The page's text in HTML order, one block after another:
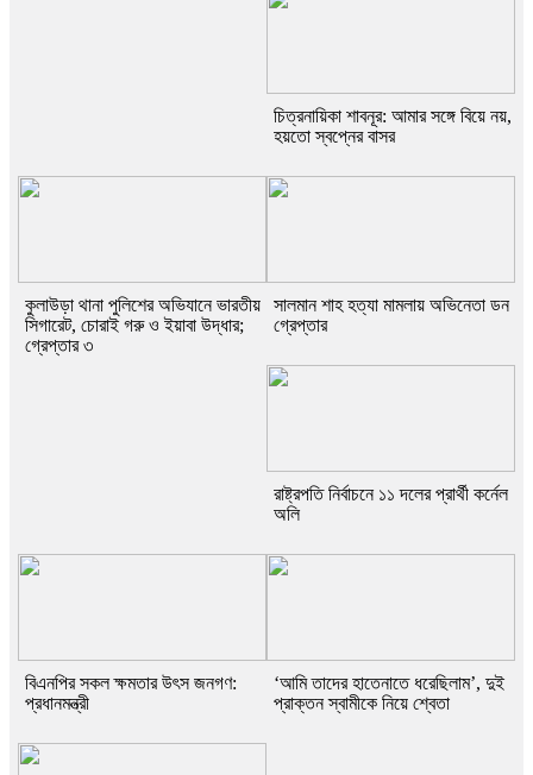
চিত্রনায়িকা শাবনূর: আমার সঙ্গে বিয়ে নয়,
হয়তো স্বপ্নের বাসর
কুলাউড়া থানা পুলিশের অভিযানে ভারতীয়
সিগারেট, চোরাই গরু ও ইয়াবা উদ্ধার;
গ্রেপ্তার ৩
সালমান শাহ হত্যা মামলায় অভিনেতা ডন
গ্রেপ্তার
রাষ্ট্রপতি নির্বাচনে ১১ দলের প্রার্থী কর্নেল
অলি
বিএনপির সকল ক্ষমতার উৎস জনগণ:
প্রধানমন্ত্রী
‘আমি তাদের হাতেনাতে ধরেছিলাম’, দুই
প্রাক্তন স্বামীকে নিয়ে শ্বেতা